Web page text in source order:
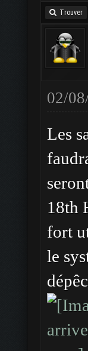
Trouver
02/
Les
18th
fort
le